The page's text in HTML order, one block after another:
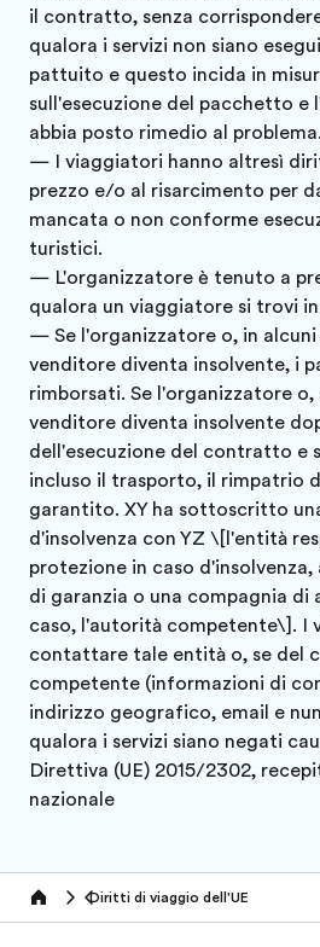
il contratto, senza
qualora i servizi non siano
pattuito e questo incida in
sull'esecuzione del pacchetto e
abbia posto rimedio al problema.
— I viaggiatori hanno altresì
prezzo e/o al risarcimento per
mancata o non conforme
turistici.
— L'organizzatore è tenuto a
qualora un viaggiatore si trovi
— Se l'organizzatore o, in alcuni
venditore diventa insolvente, i
rimborsati. Se l'organizzatore o,
venditore diventa insolvente
dell'esecuzione del contratto e
incluso il trasporto, il rimpatrio
garantito. XY ha sottoscritto
d'insolvenza con YZ \[l'entità
protezione in caso
di garanzia o una compagnia di
caso, l'autorità competente\]. I
contattare tale entità o, se del
competente (informazioni di
indirizzo geografico, email e
qualora i servizi siano negati
Direttiva (UE) 2015/2302,
nazionale
Home Diritti di viaggio dell'UE